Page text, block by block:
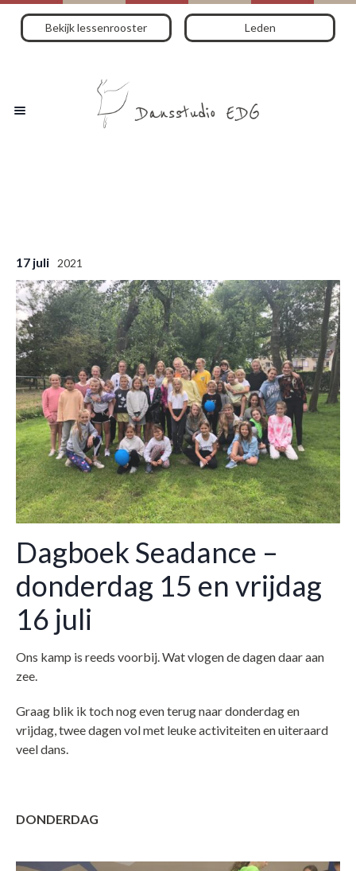
Bekijk lessenrooster Leden
17 juli 2021
Dagboek Seadance –
donderdag 15 en vrijdag
16 juli
Ons kamp is reeds voorbij. Wat vlogen de dagen daar aan
zee.
Graag blik ik toch nog even terug naar donderdag en
vrijdag, twee dagen vol met leuke activiteiten en uiteraard
veel dans.
DONDERDAG